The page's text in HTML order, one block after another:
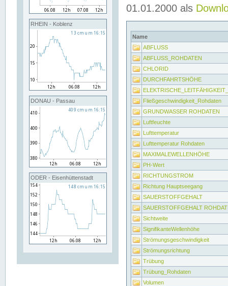
RHEIN - Koblenz
DONAU - Passau
ODER - Eisenhüttenstadt
01.01.2000 als
Name
ABFLUSS
ABFLUSS_ROHDATEN
CHLORID
DURCHFAHRTSHÖHE
Fließgeschwindigkeit_Rohdaten
GRUNDWASSER ROHDATEN
Luftfeuchte
Lufttemperatur
Lufttemperatur Rohdaten
MAXIMALEWELLENHÖHE
PH-Wert
RICHTUNGSTROM
Richtung Hauptseegang
SAUERSTOFFGEHALT
SAUERSTOFFGEHALT
Sichtweite
SignifikanteWellenhöhe
Strömungsgeschwindigkeit
Strömungsrichtung
Trübung
Trübung_Rohdaten
Volumen